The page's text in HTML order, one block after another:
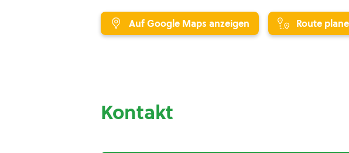
Auf Google Maps anzeigen Route
Kontakt